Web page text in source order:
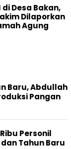
di Desa Bakan,
Dilaporkan
Agung
Baru, Abdullah
Pangan
Personil
Tahun Baru